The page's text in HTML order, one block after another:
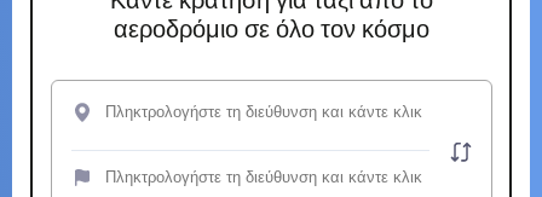
αεροδρόμιο σε όλο τον κόσμο